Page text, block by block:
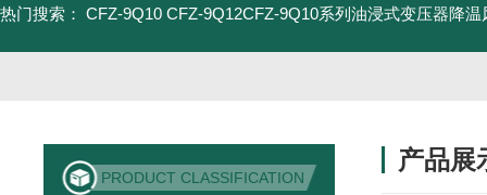
热门搜索： CFZ-9Q10 CFZ-9Q12CFZ-9Q10系列油浸式变压器降温
PRODUCT CLASSIFICATION
产品展